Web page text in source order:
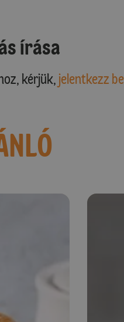
írása
kérjük, jelentkezz